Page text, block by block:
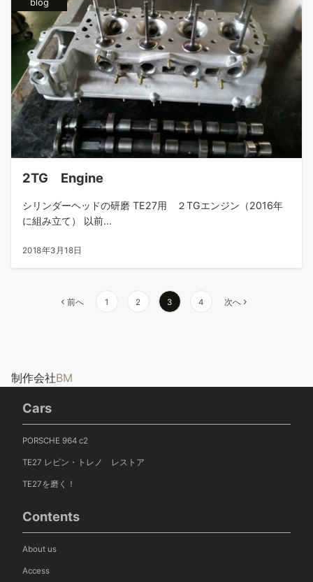
blog
2TG Engine
シリンダーヘッドの研磨 TE27用 ２TGエンジン（2016年
に組み立て） 以前...
2018年3月18日
前へ 1 2 3 4 次へ
制作会社BM
Cars
PORSCHE 964 c2
TE27 レビン・トレノ レストア
TE27を磨く！
Contents
About us
Access